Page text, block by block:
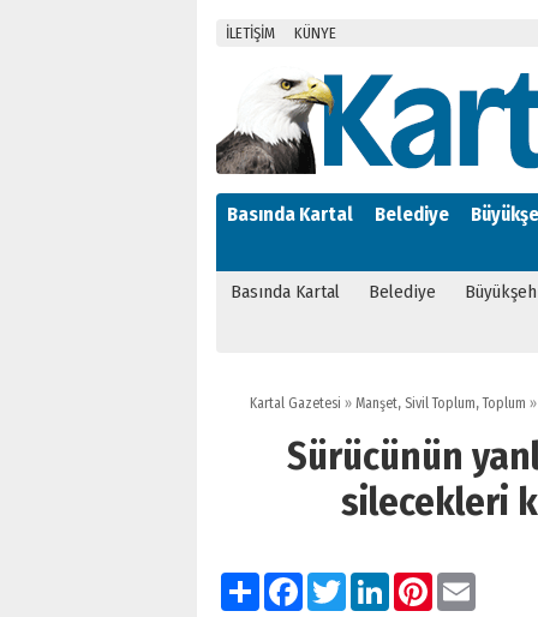
İLETİŞİM KÜNYE
Basında Kartal Belediye
Basında Kartal Belediye
Kartal Gazetesi » Manşet, Sivil Toplum,Toplum »
Sürücünün
silecekleri
PaylaşFacebook
TwitterLinkedInPinterest